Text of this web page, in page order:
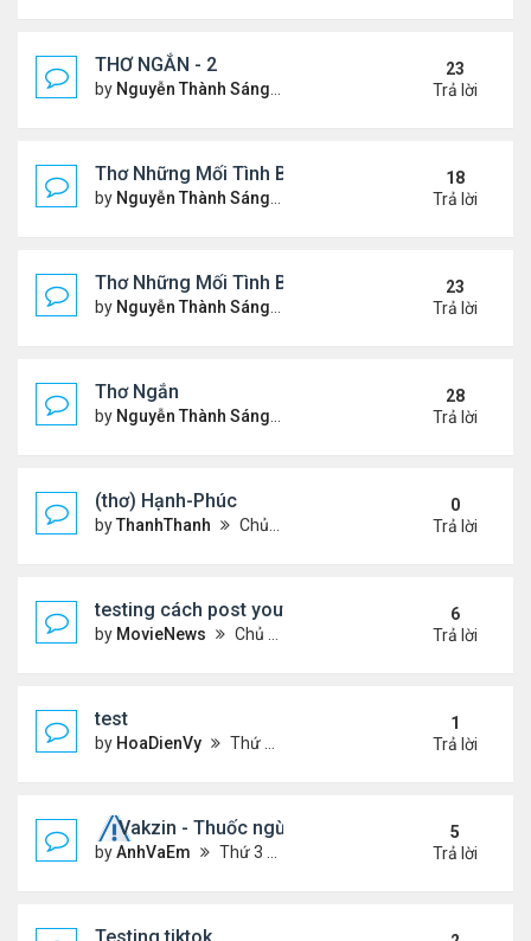
THƠ NGẮN - 2
by Nguyễn Thành Sáng Chủ nhật Tháng 7 30, 2023
23
Trả lời
Thơ Những Mối Tình Buồn (2)
by Nguyễn Thành Sáng Thứ 2 Tháng 5 22, 2023 8:48
18
Trả lời
Thơ Những Mối Tình Buồn
by Nguyễn Thành Sáng Thứ 7 Tháng 2 04, 2023 12:26
23
Trả lời
Thơ Ngắn
by Nguyễn Thành Sáng Thứ 7 Tháng 12 17, 2022 6:28
28
Trả lời
(thơ) Hạnh-Phúc
byThanhThanh Chủ nhật Tháng 1 23, 2022 12:25 pm
0
Trả lời
testing cách post youtube video
by MovieNews Chủ nhật Tháng 10 11, 2020 12:18 pm
6
Trả lời
test
by HoaDienVy Thứ 4 Tháng 12 02, 2020 12:22 pm
1
Trả lời
Vakzin - Thuốc ngừa corona
byAnhVaEm Thứ 3 Tháng 1 19, 2021 3:19 am
5
Trả lời